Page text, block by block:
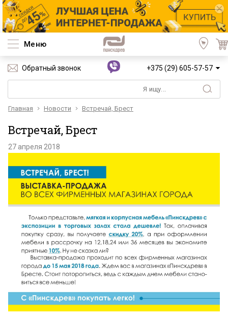
Меню
Обратный звонок +375 (29) 605-57-57
Главная Новости Встречай, Брест
Встречай, Брест
27 апреля 2018